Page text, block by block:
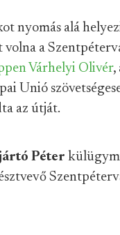
nyomás alá
a
Várhelyi Olivér,
Unió
az útját.
Péter